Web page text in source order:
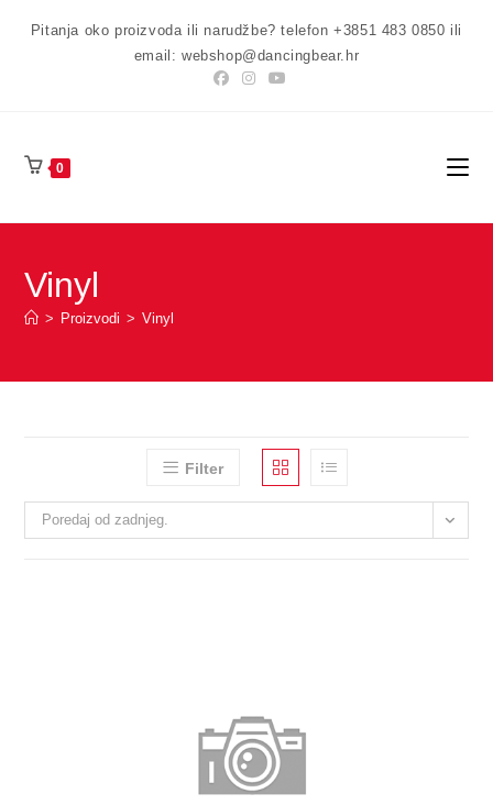
Pitanja oko proizvoda ili narudžbe? telefon +3851 483 0850 ili
email: webshop@dancingbear.hr
0
Vinyl
> Proizvodi > Vinyl
Filter
Poredaj od zadnjeg.